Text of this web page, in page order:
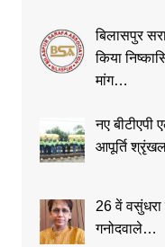
बिलासपुर
किया
मांग…
नए बीटीएपी
आपूर्ति
26 वें वसुंधरा
गनोदवाले…